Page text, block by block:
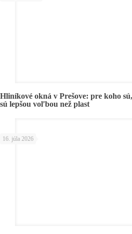
Hliníkové okná v Prešove: pre koho
sú lepšou voľbou než plast
16. júla 2026